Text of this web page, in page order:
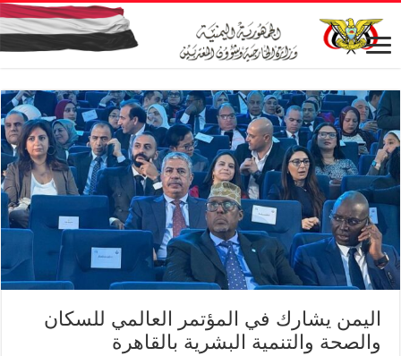
اليمن يشارك في المؤتمر العالمي للسكان
والصحة والتنمية البشرية بالقاهرة